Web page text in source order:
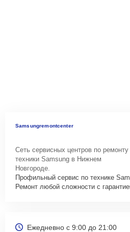
Samsungremontcenter
Сеть сервисных центров по ремонту
техники Samsung в Нижнем
Новгороде.
Профильный сервис по технике
Ремонт любой сложности с
Ежедневно с 9:00 до 21:00